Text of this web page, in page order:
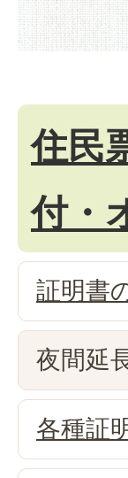
住民
付・
証明書
夜間延
各種証